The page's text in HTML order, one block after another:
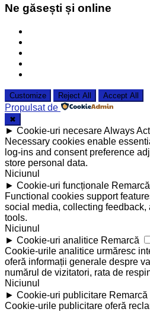
Ne găsești și online
Customize Reject All Accept All
Propulsat de
✖
► Cookie-uri necesareAlways
Necessary cookies enable
log-ins and consent preference
store personal data.
Niciunul
► Cookie-uri funcționale Remarcă
Functional cookies support
social media, collecting
tools.
Niciunul
► Cookie-uri analitice Remarcă
Cookie-urile analitice urmăresc
oferă informații generale despre
numărul de vizitatori, rata de
Niciunul
► Cookie-uri publicitare Remarcă
Cookie-urile publicitare oferă